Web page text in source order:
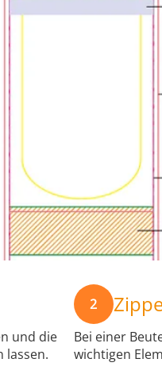
und die
lassen.
2
Bei einer
wichtigen